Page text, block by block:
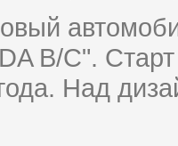
B/C".
Над